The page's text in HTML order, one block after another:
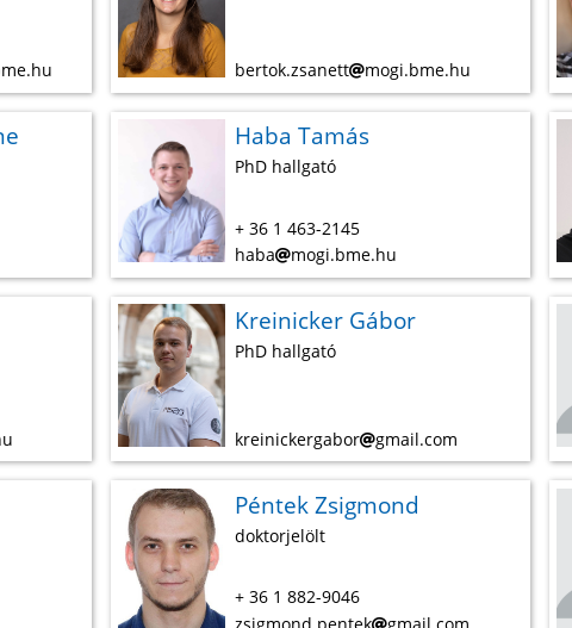
bertok.zsanett mogi.bme.hu
Haba Tamás
PhD hallgató
+ 36 1 463-2145
haba
mogi.bme.hu
Kreinicker Gábor
PhD hallgató
kreinickergabor gmail.com
Péntek Zsigmond
doktorjelölt
+ 36 1 882-9046
zsigmond.pentek
gmail.com